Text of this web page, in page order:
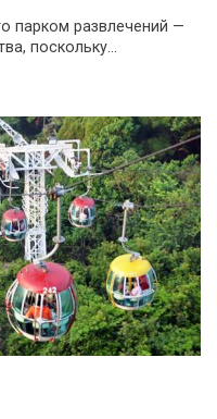
парком развлечений —
поскольку...